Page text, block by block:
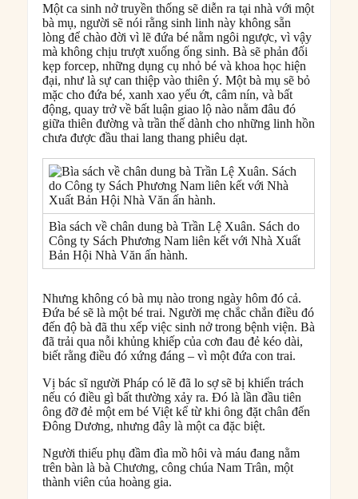
Một ca sinh nở truyền thống sẽ diễn ra tại nhà với một
bà mụ, người sẽ nói rằng sinh linh này không sẵn
lòng để chào đời vì lẽ đứa bé nằm ngôi ngược, vì vậy
mà không chịu trượt xuống ống sinh. Bà sẽ phản đối
kẹp forcep, những dụng cụ nhỏ bé và khoa học hiện
đại, như là sự can thiệp vào thiên ý. Một bà mụ sẽ bỏ
mặc cho đứa bé, xanh xao yếu ớt, câm nín, và bất
động, quay trở về bất luận giao lộ nào nằm đâu đó
giữa thiên đường và trần thế dành cho những linh hồn
chưa được đầu thai lang thang phiêu dạt.
Bìa sách về chân dung bà Trần Lệ Xuân. Sách do
Công ty Sách Phương Nam liên kết với Nhà Xuất
Bản Hội Nhà Văn ấn hành.
Nhưng không có bà mụ nào trong ngày hôm đó cả.
Đứa bé sẽ là một bé trai. Người mẹ chắc chắn điều đó
đến độ bà đã thu xếp việc sinh nở trong bệnh viện. Bà
đã trải qua nỗi khủng khiếp của cơn đau đẻ kéo dài,
biết rằng điều đó xứng đáng – vì một đứa con trai.
Vị bác sĩ người Pháp có lẽ đã lo sợ sẽ bị khiển trách
nếu có điều gì bất thường xảy ra. Đó là lần đầu tiên
ông đỡ đẻ một em bé Việt kể từ khi ông đặt chân đến
Đông Dương, nhưng đây là một ca đặc biệt.
Người thiếu phụ đầm đìa mồ hôi và máu đang nằm
trên bàn là bà Chương, công chúa Nam Trân, một
thành viên của hoàng gia.